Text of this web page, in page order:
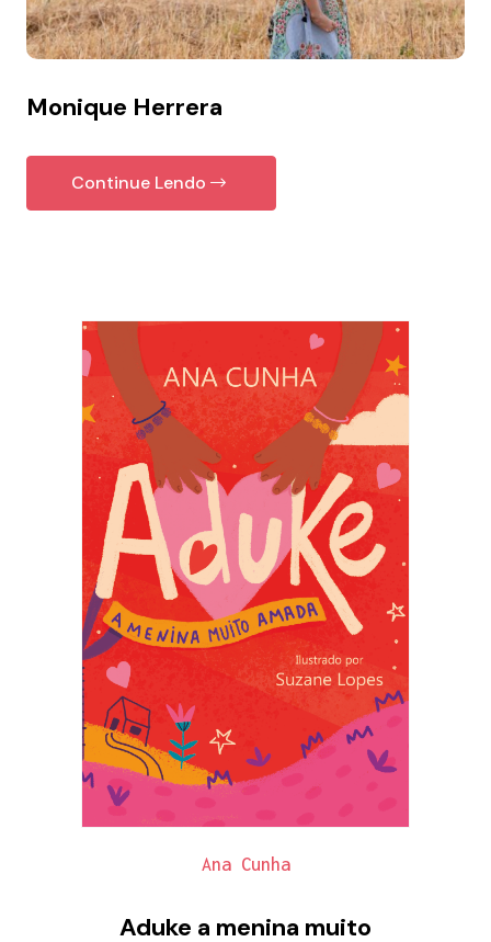
Monique Herrera
Continue Lendo
Ana Cunha
Aduke a menina muito